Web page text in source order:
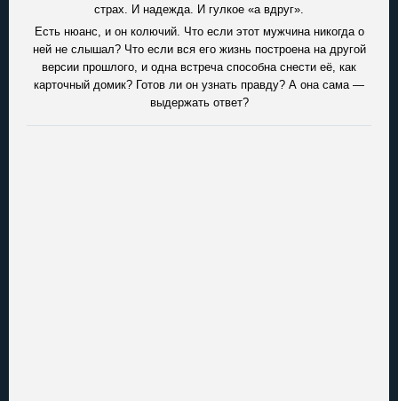
страх. И надежда. И гулкое «а вдруг».
Есть нюанс, и он колючий. Что если этот мужчина никогда о
ней не слышал? Что если вся его жизнь построена на другой
версии прошлого, и одна встреча способна снести её, как
карточный домик? Готов ли он узнать правду? А она сама —
выдержать ответ?